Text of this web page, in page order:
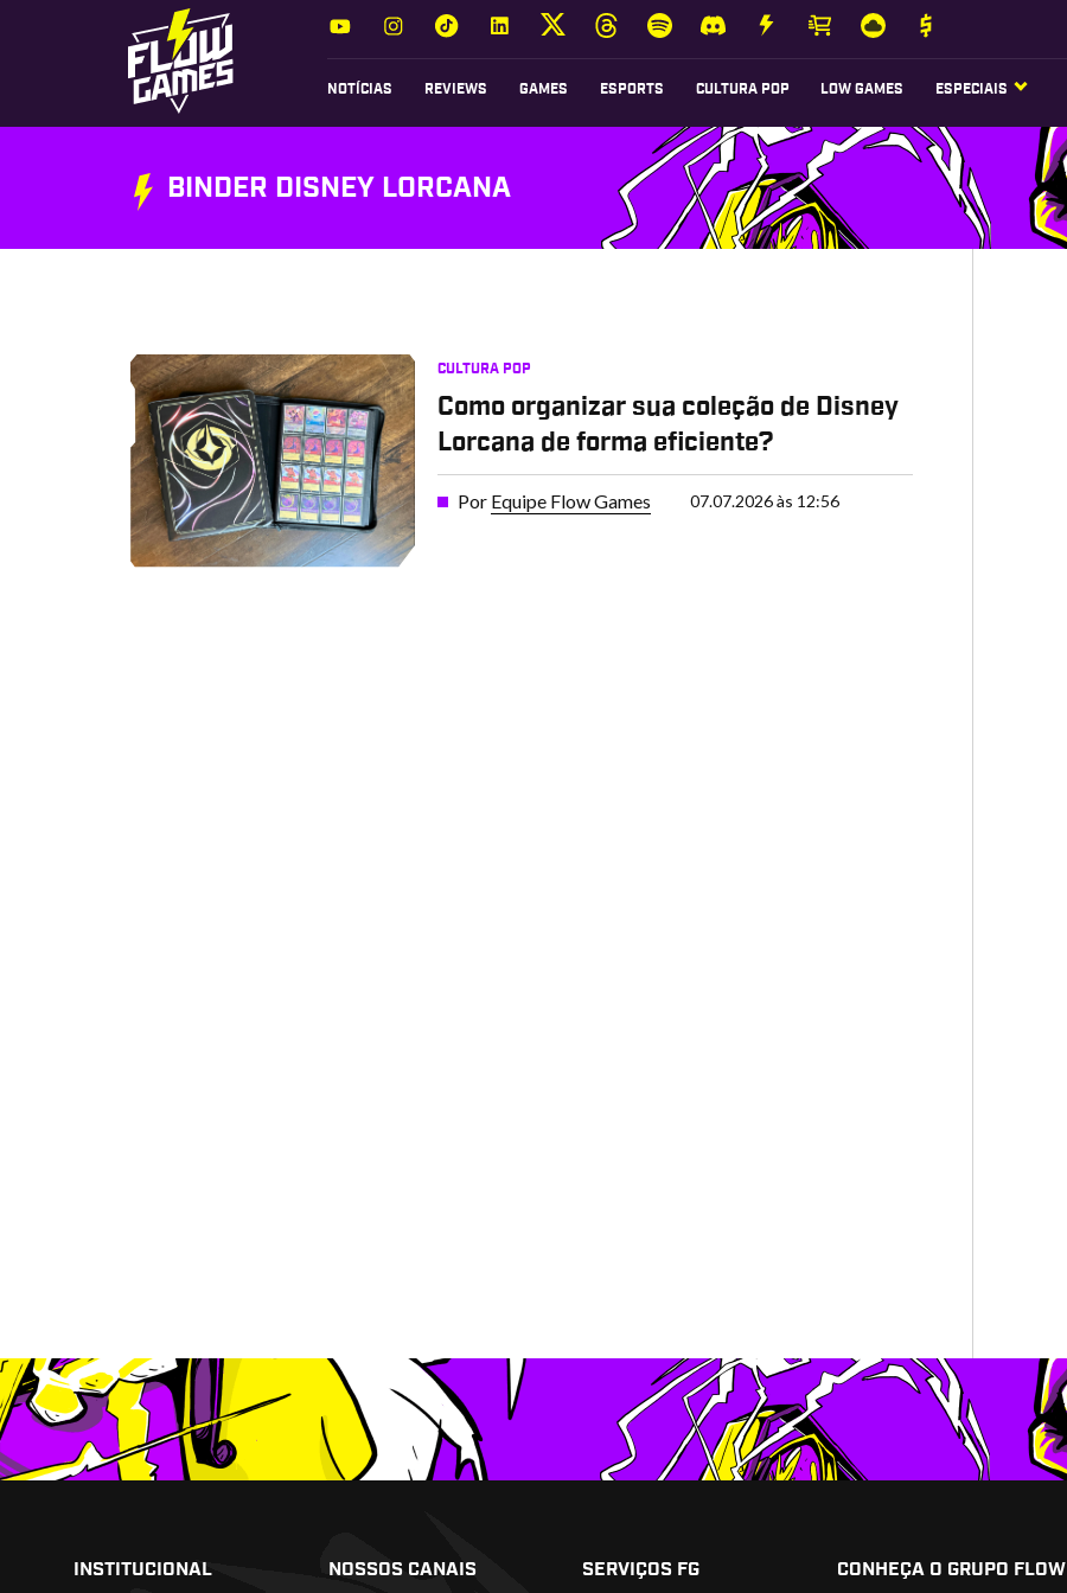
NOTÍCIAS REVIEWS GAMES ESPORTS CULTURA POP LOW GAMES ESPECIAIS
BINDER DISNEY LORCANA
CULTURA POP
Como organizar sua coleção de Disney
Lorcana de forma eficiente?
Por Equipe Flow Games 07.07.2026 às 12:56
INSTITUCIONAL NOSSOS CANAIS SERVIÇOS FG CONHEÇA O GRUPO FLOW